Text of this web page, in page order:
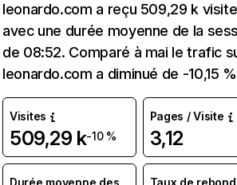
leonardo.com a reçu 509,29 k
avec une durée moyenne de la
de 08:52. Comparé à mai le trafic
leonardo.com a diminué de -10,15
Visites
509,29 k-10 %
Pages / Visite
3,12
Durée moyenne des
Taux de rebond